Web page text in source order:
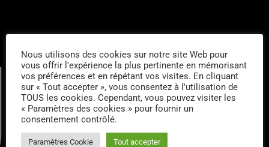
CONTACTS :
Nous utilisons des cookies sur notre site Web pour
vous offrir l'expérience la plus pertinente en mémorisant
vos préférences et en répétant vos visites. En cliquant
sur « Tout accepter », vous consentez à l'utilisation de
TOUS les cookies. Cependant, vous pouvez visiter les
« Paramètres des cookies » pour fournir un
consentement contrôlé.
Paramètres Cookie Tout accepter